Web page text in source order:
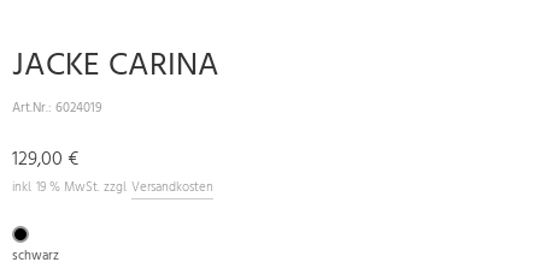
JACKE CARINA
Art.Nr.: 6024019
129,00 €
inkl. 19 % MwSt. zzgl. Versandkosten
schwarz